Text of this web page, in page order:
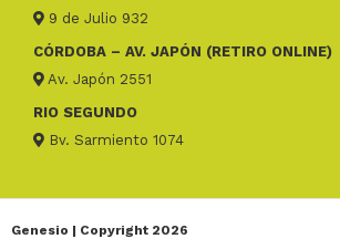
9 de Julio 932
CÓRDOBA – AV. JAPÓN (RETIRO ONLINE)
Av. Japón 2551
RIO SEGUNDO
Bv. Sarmiento 1074
Genesio | Copyright 2026